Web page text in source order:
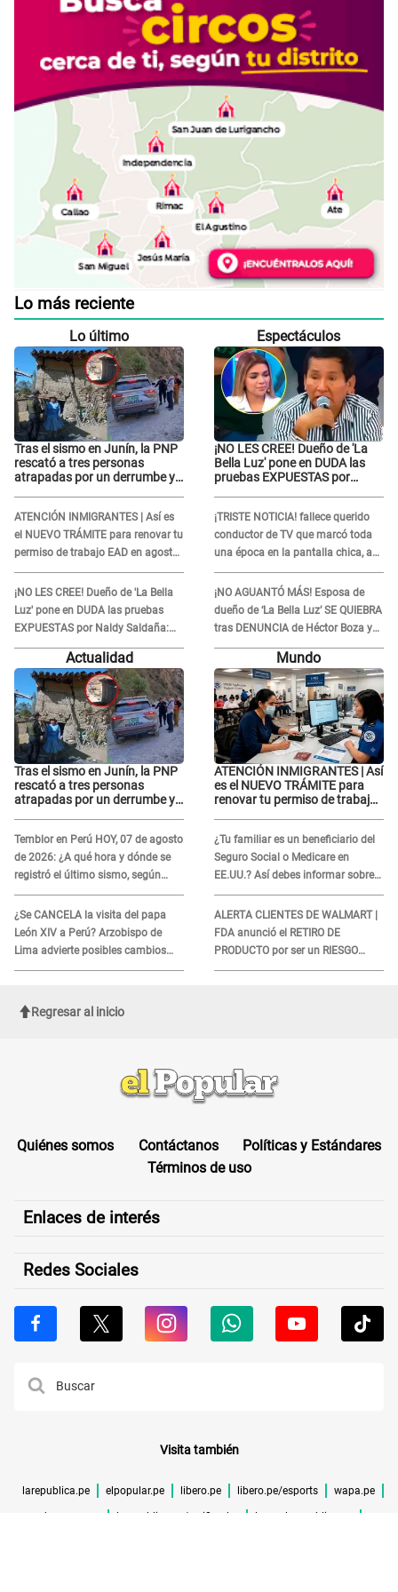
Lo más reciente
Lo último
Tras el sismo en Junín, la PNP
rescató a tres personas
atrapadas por un derrumbe y
emergencia
ATENCIÓN INMIGRANTES | Así es
el NUEVO TRÁMITE para renovar tu
permiso de trabajo EAD en agosto
del 2026
¡NO LES CREE! Dueño de 'La Bella
Luz' pone en DUDA las pruebas
EXPUESTAS por Naldy Saldaña:
“Quizá se han editado...”
Espectáculos
¡NO LES CREE! Dueño de 'La
Bella Luz' pone en DUDA las
pruebas EXPUESTAS por
¡TRISTE NOTICIA! fallece querido
conductor de TV que marcó toda
una época en la pantalla chica, así
fue su repentino adiós
¡NO AGUANTÓ MÁS! Esposa de
dueño de ‘La Bella Luz’ SE QUIEBRA
tras DENUNCIA de Héctor Boza y
ARREMETE contra Claudia Salazar
Actualidad
Tras el sismo en Junín, la PNP
rescató a tres personas
atrapadas por un derrumbe y
Temblor en Perú HOY, 07 de agosto
de 2026: ¿A qué hora y dónde se
registró el último sismo, según
IGP?
¿Se CANCELA la visita del papa
León XIV a Perú? Arzobispo de
Lima advierte posibles cambios
por fénomeno El Niño
Mundo
ATENCIÓN INMIGRANTES | Así
es el NUEVO TRÁMITE para
renovar tu permiso de trabajo
¿Tu familiar es un beneficiario del
Seguro Social o Medicare en
EE.UU.? Así debes informar sobre
su muerte para EVITAR COBROS
ALERTA CLIENTES DE WALMART |
FDA anunció el RETIRO DE
PRODUCTO por ser un RIESGO
MORTAL para consumidores: ¿Cuál
Regresar al inicio
Quiénes somos Contáctanos
Políticas y Estándares
Términos de uso
Enlaces de interés
Redes Sociales
Visita también
larepublica.pe elpopular.pe libero.pe libero.pe/esports wapa.pe
buenazo.pe larepublica.pe/verificador lrmas.larepublica.pe